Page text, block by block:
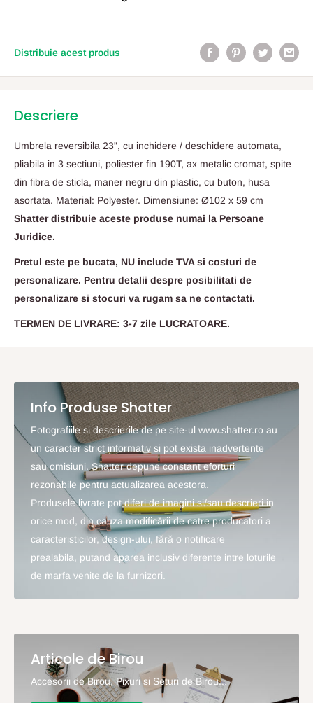
Distribuie acest produs
Descriere
Umbrela reversibila 23”, cu inchidere / deschidere automata,
pliabila in 3 sectiuni, poliester fin 190T, ax metalic cromat, spite
din fibra de sticla, maner negru din plastic, cu buton, husa
asortata. Material: Polyester. Dimensiune: Ø102 x 59 cm
Shatter distribuie aceste produse numai la Persoane
Juridice.
Pretul este pe bucata, NU include TVA si costuri de
personalizare. Pentru detalii despre posibilitati de
personalizare si stocuri va rugam sa ne contactati.
TERMEN DE LIVRARE: 3-7 zile LUCRATOARE.
Info Produse Shatter
Fotografiile si descrierile de pe site-ul www.shatter.ro au
un caracter strict informativ si pot exista inadvertente
sau omisiuni. Shatter depune constant eforturi
rezonabile pentru actualizarea acestora.
Produsele livrate pot diferi de imagini si/sau descrieri in
orice mod, din cauza modificării de catre producatori a
caracteristicilor, design-ului, fără o notificare
prealabila, putand aparea inclusiv diferente intre loturile
de marfa venite de la furnizori.
Articole de Birou
Accesorii de Birou, Pixuri si Seturi de Birou...